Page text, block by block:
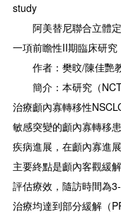
study
阿美替尼聯合立體
一項前瞻性II期臨床研究
作者：樊旼/陳佳艷
簡介：本研究（
治療顱內寡轉移性
敏感突變的顱內寡轉移
疾病進展，在顱內寡進
主要終點是顱內客觀緩
評估療效，隨訪時間為
治療均達到部分緩解（